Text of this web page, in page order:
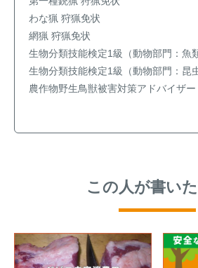
【イノシシの止め刺し】補て
い具（保定具）を使って安全
に止め刺しを行う方法
トレイ
夫して
失敗す
ご相談
お問い合わせ
わな猟 狩猟免状
網猟 狩猟免状
生物分類技能検定1級（動物部門：魚類
生物分類技能検定1級（動物部門：昆
農作物野生鳥獣被害対策アドバイザー
この人が書い